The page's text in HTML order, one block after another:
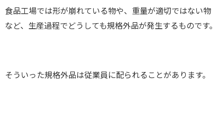
食品工場では形が崩れている物や、重量が適切ではない物
など、生産過程でどうしても規格外品が発生するものです。
そういった規格外品は従業員に配られることがあります。